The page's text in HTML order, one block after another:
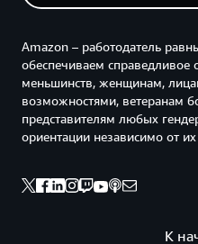
К
Amazon – работодатель
обеспечиваем справедливое
меньшинств, женщинам,
возможностями, ветеранам
представителям любых
ориентации независимо от их